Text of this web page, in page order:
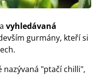
vyhledávaná
gurmány, kteří si
"ptačí chilli",